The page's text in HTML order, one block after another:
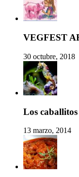
VEGFEST
30 octubre, 2018
Los
13 marzo, 2014